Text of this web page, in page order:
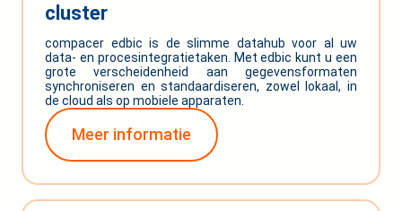
cluster
compacer edbic is de slimme datahub voor al uw
data- en procesintegratietaken. Met edbic kunt u een
grote verscheidenheid aan gegevensformaten
synchroniseren en standaardiseren, zowel lokaal, in
de cloud als op mobiele apparaten.
Meer informatie